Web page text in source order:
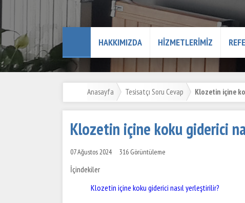
HAKKIMIZDA HIZMETLERIMIZ
Anasayfa Tesisatçı Soru Cevap Klozetin içine
Klozetin içine koku giderici
07 Ağustos 2024 316 Görüntüleme
İçindekiler
Klozetin içine koku giderici nasıl yerleştirilir?